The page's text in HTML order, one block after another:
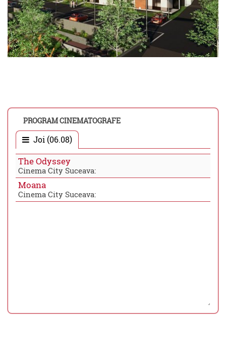
PROGRAM CINEMATOGRAFE
Joi (06.08)
The Odyssey
Cinema City Suceava:
Moana
Cinema City Suceava: